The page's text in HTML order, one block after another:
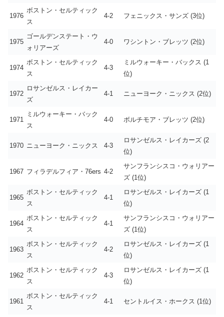
1976
ボストン・セルティック
ス
4-2 フェニックス・サンズ (3位)
1975
ゴールデンステート・ウ
ォリアーズ
4-0 ワシントン・ブレッツ (2位)
1974
ボストン・セルティック
ス
4-3
ミルウォーキー・バックス (1
位)
1972
ロサンゼルス・レイカー
ズ
4-1 ニューヨーク・ニックス (2位)
1971
ミルウォーキー・バック
ス
4-0 ボルチモア・ブレッツ (2位)
1970 ニューヨーク・ニックス 4-3
ロサンゼルス・レイカーズ (2
位)
1967 フィラデルフィア・76ers 4-2
サンフランシスコ・ウォリアー
ズ (1位)
1965
ボストン・セルティック
ス
4-1
ロサンゼルス・レイカーズ (1
位)
1964
ボストン・セルティック
ス
4-1
サンフランシスコ・ウォリアー
ズ (1位)
1963
ボストン・セルティック
ス
4-2
ロサンゼルス・レイカーズ (1
位)
1962
ボストン・セルティック
ス
4-3
ロサンゼルス・レイカーズ (1
位)
1961
ボストン・セルティック
ス
4-1 セントルイス・ホークス (1位)